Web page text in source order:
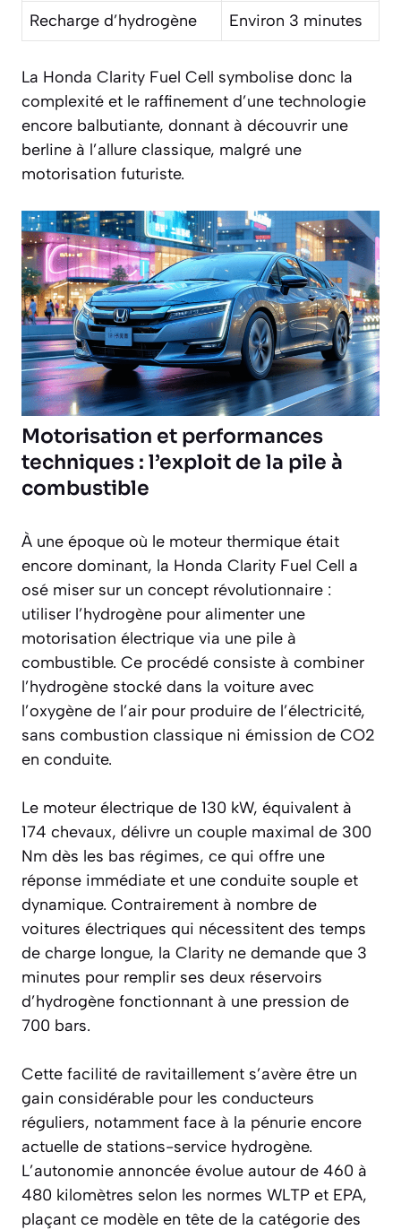
Recharge d’hydrogène Environ 3 minutes
La Honda Clarity Fuel Cell symbolise donc la
complexité et le raffinement d’une technologie
encore balbutiante, donnant à découvrir une
berline à l’allure classique, malgré une
motorisation futuriste.
Motorisation et performances
techniques : l’exploit de la pile à
combustible
À une époque où le moteur thermique était
encore dominant, la Honda Clarity Fuel Cell a
osé miser sur un concept révolutionnaire :
utiliser l’hydrogène pour alimenter une
motorisation électrique via une pile à
combustible. Ce procédé consiste à combiner
l’hydrogène stocké dans la voiture avec
l’oxygène de l’air pour produire de l’électricité,
sans combustion classique ni émission de CO2
en conduite.
Le moteur électrique de 130 kW, équivalent à
174 chevaux, délivre un couple maximal de 300
Nm dès les bas régimes, ce qui offre une
réponse immédiate et une conduite souple et
dynamique. Contrairement à nombre de
voitures électriques qui nécessitent des temps
de charge longue, la Clarity ne demande que 3
minutes pour remplir ses deux réservoirs
d’hydrogène fonctionnant à une pression de
700 bars.
Cette facilité de ravitaillement s’avère être un
gain considérable pour les conducteurs
réguliers, notamment face à la pénurie encore
actuelle de stations-service hydrogène.
L’autonomie annoncée évolue autour de 460 à
480 kilomètres selon les normes WLTP et EPA,
plaçant ce modèle en tête de la catégorie des